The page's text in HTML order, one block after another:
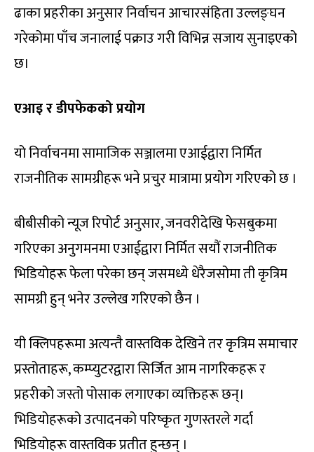
ढाका प्रहरीका अनुसार निर्वाचन आचारसंहिता उल्लङ्घन
गरेकोमा पाँच जनालाई पक्राउ गरी विभिन्न सजाय सुनाइएको
छ।
एआइ र डीपफेकको प्रयोग
यो निर्वाचनमा सामाजिक सञ्जालमा एआईद्वारा निर्मित
राजनीतिक सामग्रीहरू भने प्रचुर मात्रामा प्रयोग गरिएको छ ।
बीबीसीको न्यूज रिपोर्ट अनुसार, जनवरीदेखि फेसबुकमा
गरिएका अनुगमनमा एआईद्वारा निर्मित सयौं राजनीतिक
भिडियोहरू फेला परेका छन् जसमध्ये धेरैजसोमा ती कृत्रिम
सामग्री हुन् भनेर उल्लेख गरिएको छैन ।
यी क्लिपहरूमा अत्यन्तै वास्तविक देखिने तर कृत्रिम समाचार
प्रस्तोताहरू, कम्प्युटरद्वारा सिर्जित आम नागरिकहरू र
प्रहरीको जस्तो पोसाक लगाएका व्यक्तिहरू छन्।
भिडियोहरूको उत्पादनको परिष्कृत गुणस्तरले गर्दा
भिडियोहरू वास्तविक प्रतीत हुन्छन् ।